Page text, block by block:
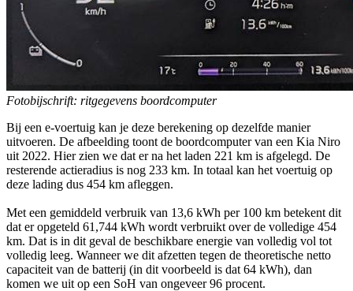
Fotobijschrift: ritgegevens boordcomputer
Bij een e-voertuig kan je deze berekening op dezelfde manier
uitvoeren. De afbeelding toont de boordcomputer van een Kia Niro
uit 2022. Hier zien we dat er na het laden 221 km is afgelegd. De
resterende actieradius is nog 233 km. In totaal kan het voertuig op
deze lading dus 454 km afleggen.
Met een gemiddeld verbruik van 13,6 kWh per 100 km betekent dit
dat er opgeteld 61,744 kWh wordt verbruikt over de volledige 454
km. Dat is in dit geval de beschikbare energie van volledig vol tot
volledig leeg. Wanneer we dit afzetten tegen de theoretische netto
capaciteit van de batterij (in dit voorbeeld is dat 64 kWh), dan
komen we uit op een SoH van ongeveer 96 procent.